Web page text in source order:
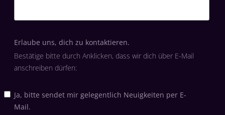
Erlaube uns, dich zu kontaktieren.
Bestätige bitte durch Anklicken, dass wir dich über E-Mail
anschreiben dürfen:
Ja, bitte sendet mir gelegentlich Neuigkeiten per E-
Mail.